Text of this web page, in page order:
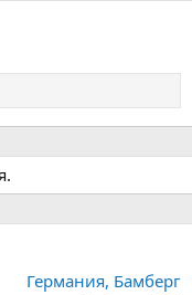
д
Германия, Бамберг